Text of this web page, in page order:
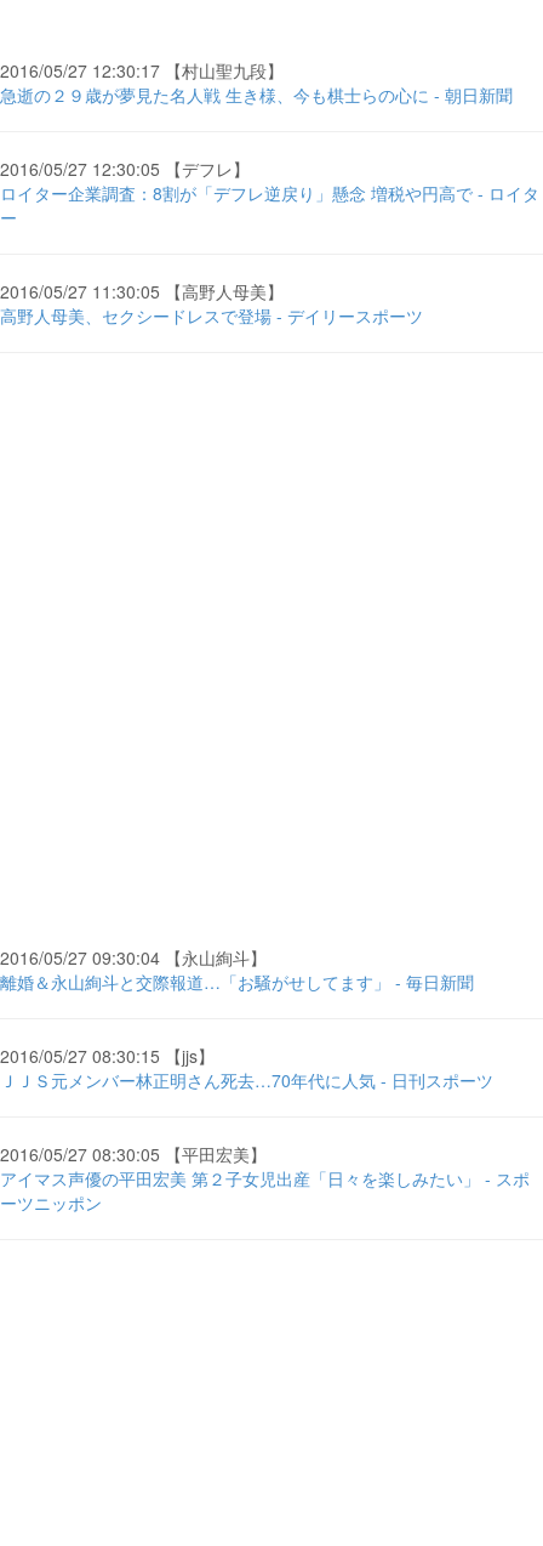
2016/05/27 12:30:17 【村山聖九段】
急逝の２９歳が夢見た名人戦 生き様、今も棋士らの心に - 朝日新聞
2016/05/27 12:30:05 【デフレ】
ロイター企業調査：8割が「デフレ逆戻り」懸念 増税や円高で - ロイタ
ー
2016/05/27 11:30:05 【高野人母美】
高野人母美、セクシードレスで登場 - デイリースポーツ
2016/05/27 09:30:04 【永山絢斗】
離婚＆永山絢斗と交際報道…「お騒がせしてます」 - 毎日新聞
2016/05/27 08:30:15 【jjs】
ＪＪＳ元メンバー林正明さん死去…70年代に人気 - 日刊スポーツ
2016/05/27 08:30:05 【平田宏美】
アイマス声優の平田宏美 第２子女児出産「日々を楽しみたい」 - スポ
ーツニッポン